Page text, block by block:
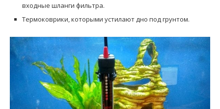
входные шланги фильтра.
Термоковрики, которыми устилают дно под грунтом.